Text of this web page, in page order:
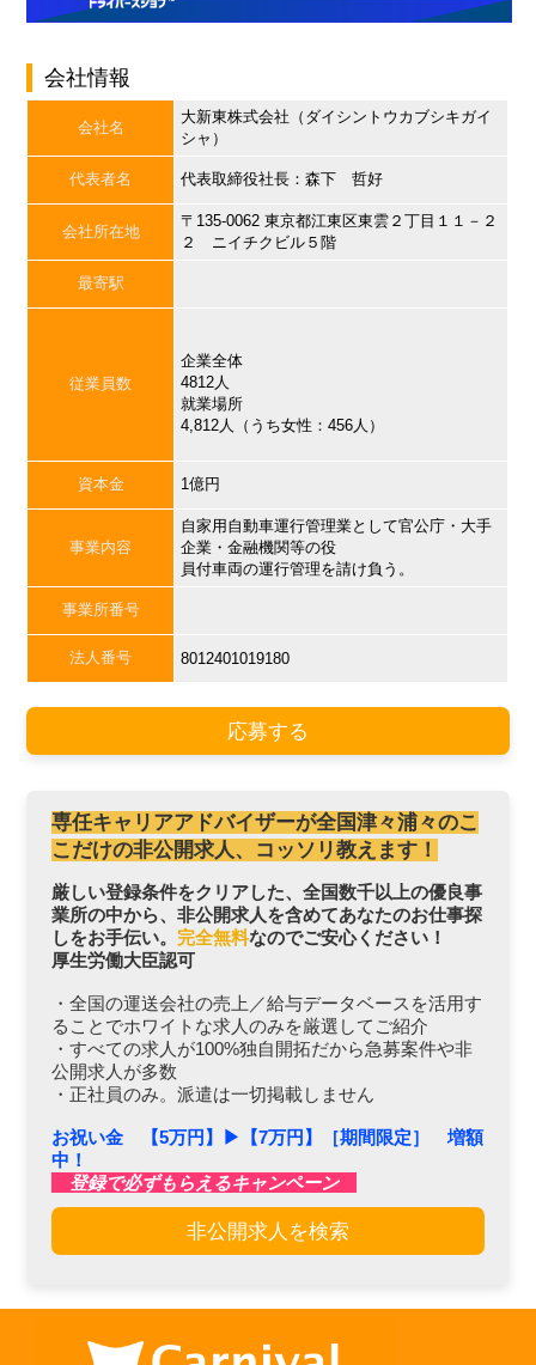
会社情報
会社名
大新東株式会社（ダイシントウカブシキガイ
シャ）
代表者名 代表取締役社長：森下 哲好
会社所在地
〒135-0062 東京都江東区東雲２丁目１１－２
２ ニイチクビル５階
最寄駅
従業員数
企業全体
4812人
就業場所
4,812人（うち女性：456人）
資本金 1億円
事業内容
自家用自動車運行管理業として官公庁・大手
企業・金融機関等の役
員付車両の運行管理を請け負う。
事業所番号
法人番号 8012401019180
応募する
専任キャリアアドバイザーが全国津々浦々のこ
こだけの非公開求人、コッソリ教えます！
厳しい登録条件をクリアした、全国数千以上の優良事
業所の中から、非公開求人を含めてあなたのお仕事探
しをお手伝い。 完全無料なのでご安心ください！
厚生労働大臣認可
・全国の運送会社の売上／給与データベースを活用す
ることでホワイトな求人のみを厳選してご紹介
・すべての求人が100%独自開拓だから急募案件や非
公開求人が多数
・正社員のみ。派遣は一切掲載しません
お祝い金 【5万円】▶︎【7万円】［期間限定］ 増額
中！
登録で必ずもらえるキャンペーン
非公開求人を検索